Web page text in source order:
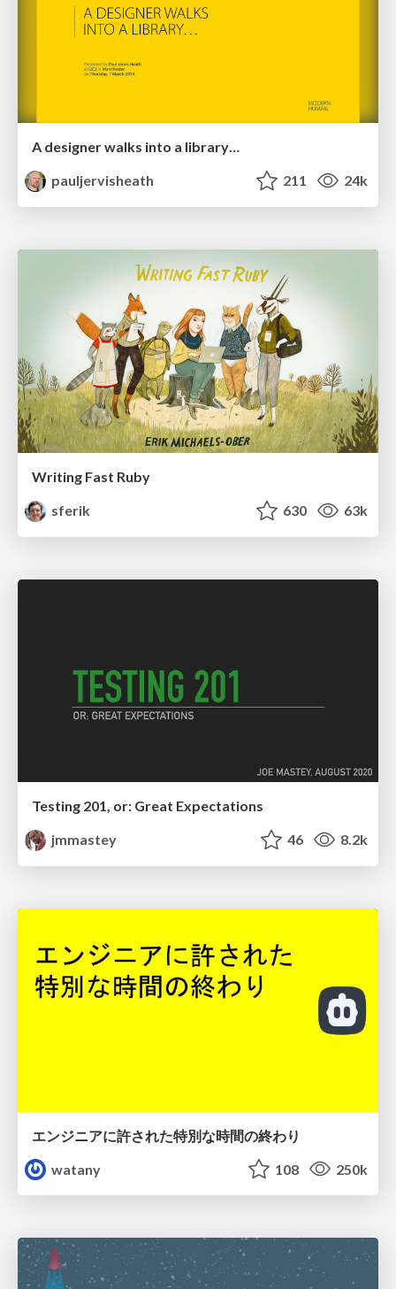
A designer walks into a library…
pauljervisheath
211 24k
Writing Fast Ruby
sferik
630 63k
Testing 201, or: Great Expectations
jmmastey
46 8.2k
エンジニアに許された特別な時間の終わり
watany
108 250k